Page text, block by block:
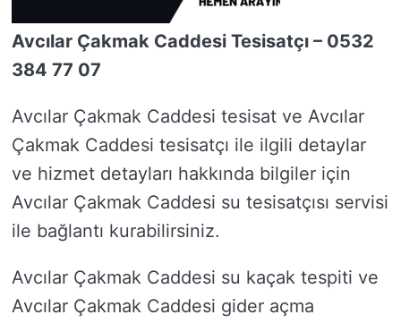
Avcılar Çakmak Caddesi Tesisatçı – 0532
384 77 07
Avcılar Çakmak Caddesi tesisat ve Avcılar
Çakmak Caddesi tesisatçı ile ilgili detaylar
ve hizmet detayları hakkında bilgiler için
Avcılar Çakmak Caddesi su tesisatçısı servisi
ile bağlantı kurabilirsiniz.
Avcılar Çakmak Caddesi su kaçak tespiti ve
Avcılar Çakmak Caddesi gider açma